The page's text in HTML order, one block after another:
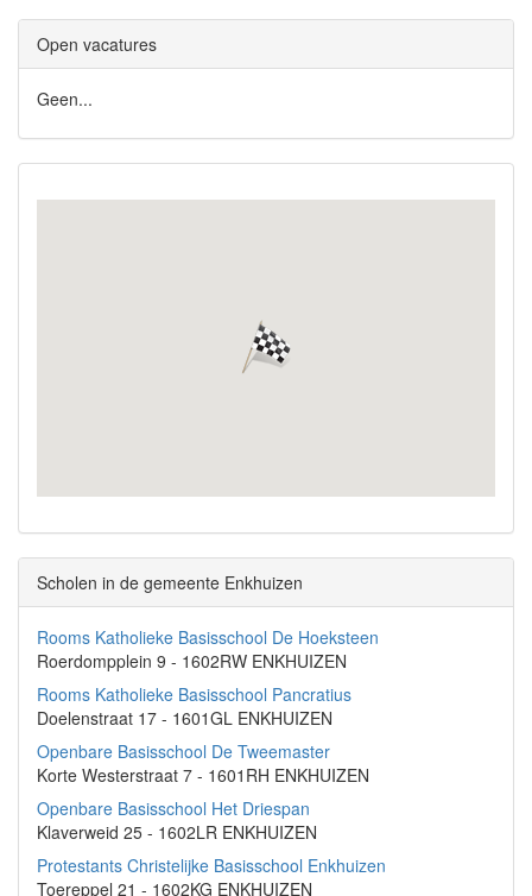
Open vacatures
Geen...
Scholen in de gemeente Enkhuizen
Rooms Katholieke Basisschool De Hoeksteen
Roerdompplein 9 - 1602RW ENKHUIZEN
Rooms Katholieke Basisschool Pancratius
Doelenstraat 17 - 1601GL ENKHUIZEN
Openbare Basisschool De Tweemaster
Korte Westerstraat 7 - 1601RH ENKHUIZEN
Openbare Basisschool Het Driespan
Klaverweid 25 - 1602LR ENKHUIZEN
Protestants Christelijke Basisschool Enkhuizen
Toereppel 21 - 1602KG ENKHUIZEN